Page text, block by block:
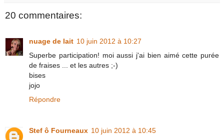
20 commentaires:
nuage de lait 10 juin 2012 à 10:27
Superbe participation! moi aussi j'ai bien aimé cette purée
de fraises ... et les autres ;-)
bises
jojo
Répondre
Stef ô Fourneaux 10 juin 2012 à 10:45